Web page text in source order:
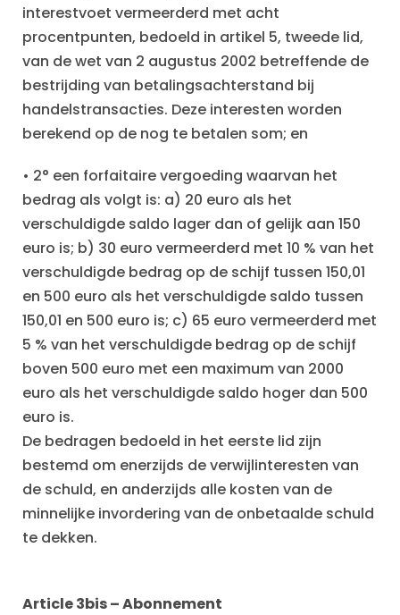
interestvoet vermeerderd met acht
procentpunten, bedoeld in artikel 5, tweede lid,
van de wet van 2 augustus 2002 betreffende de
bestrijding van betalingsachterstand bij
handelstransacties. Deze interesten worden
berekend op de nog te betalen som; en
• 2° een forfaitaire vergoeding waarvan het
bedrag als volgt is: a) 20 euro als het
verschuldigde saldo lager dan of gelijk aan 150
euro is; b) 30 euro vermeerderd met 10 % van het
verschuldigde bedrag op de schijf tussen 150,01
en 500 euro als het verschuldigde saldo tussen
150,01 en 500 euro is; c) 65 euro vermeerderd met
5 % van het verschuldigde bedrag op de schijf
boven 500 euro met een maximum van 2000
euro als het verschuldigde saldo hoger dan 500
euro is.
De bedragen bedoeld in het eerste lid zijn
bestemd om enerzijds de verwijlinteresten van
de schuld, en anderzijds alle kosten van de
minnelijke invordering van de onbetaalde schuld
te dekken.
Article 3bis–Abonnement